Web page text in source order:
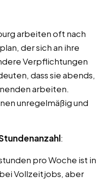
arbeiten oft nach
der sich an ihre
Verpflichtungen
dass sie abends,
arbeiten.
unregelmäßig und
:
pro Woche ist in
Vollzeitjobs, aber